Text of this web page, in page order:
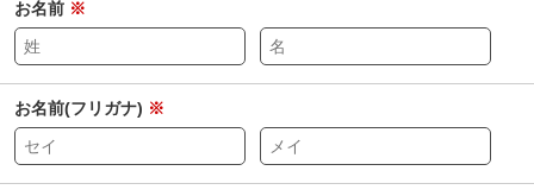
お名前 ※
お名前(フリガナ) ※